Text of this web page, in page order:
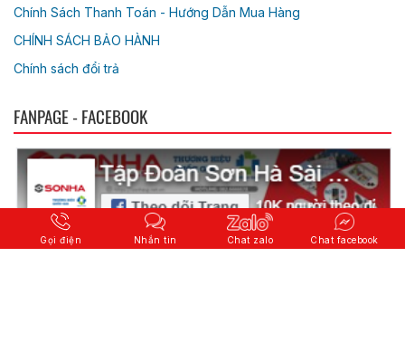
Chính Sách Thanh Toán - Hướng Dẫn Mua Hàng
CHÍNH SÁCH BẢO HÀNH
Chính sách đổi trả
FANPAGE - FACEBOOK
Gọi điện Nhắn tin Chat zalo Chat facebook